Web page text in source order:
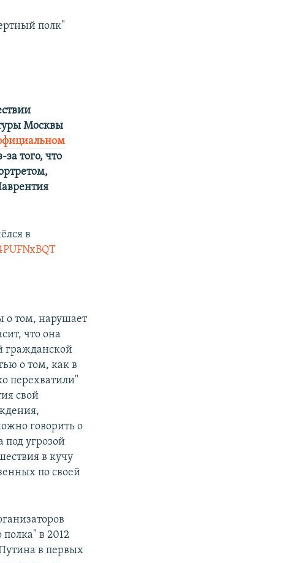
полк"
Москвы
того, что
в
о том, нарушает
что она
гражданской
о том, как в
перехватили"
свой
говорить о
под угрозой
в кучу
по своей
в 2012
в первых